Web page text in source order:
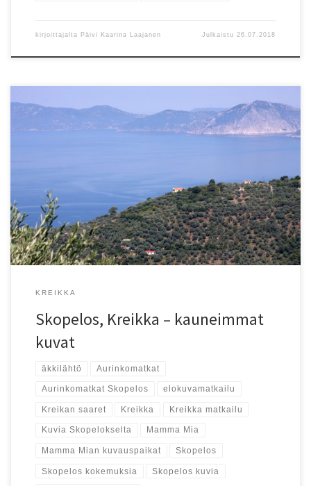
kirjoittajalta Päivi Kaarina Laajanen Julkaistu26.07.2018
satumaisen upeaa postikorttimaisemaa.”
KREIKKA
Skopelos, Kreikka – kauneimmat
kuvat
äkkilähtö Aurinkomatkat
Aurinkomatkat Skopelos elokuvamatkailu
Kreikan saaret Kreikka Kreikka matkailu
Kuvia Skopelokselta Mamma Mia
Mamma Mian kuvauspaikat Skopelos
Skopelos kokemuksia Skopelos kuvia